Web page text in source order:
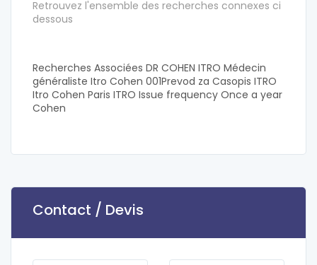
Retrouvez l'ensemble des recherches connexes ci
dessous
Recherches Associées DR COHEN ITRO Médecin
généraliste Itro Cohen 001Prevod za Casopis ITRO
Itro Cohen Paris ITRO Issue frequency Once a year
Cohen
Contact / Devis